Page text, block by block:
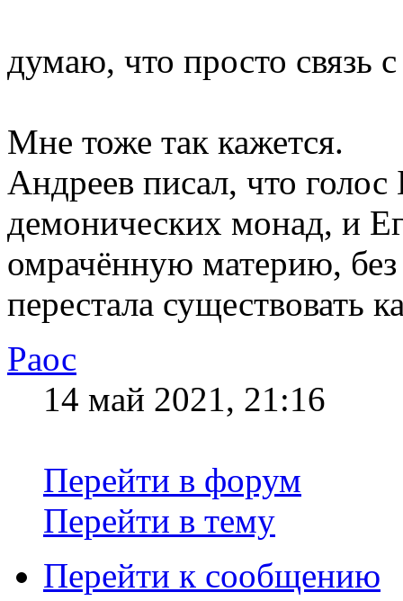
думаю, что просто связь
Мне тоже так кажется.
Андреев писал, что
демонических монад, и
омрачённую материю,
перестала существовать
Раос
14 май 2021, 21:16
Перейти в форум
Перейти в тему
Перейти к сообщению